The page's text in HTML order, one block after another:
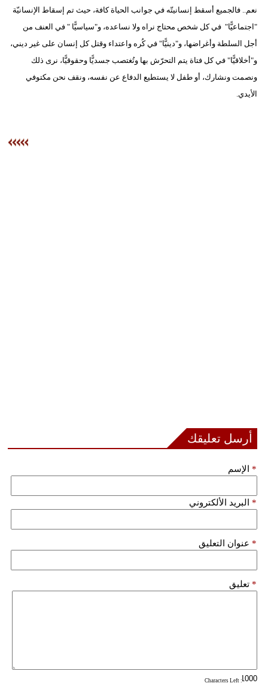
نعم.. فالجميع أسقط إنسانيتّه في جوانب الحياة كافة، حيث تم إسقاط الإنسانيّة
"اجتماعيًّا" في كل شخص محتاج نراه ولا نساعده، و"سياسيًّا " في العنف من
أجل السلطة وأغراضها، و"دينيًّا" في كُره واعتداء وقتل كل إنسان على غير ديني،
و"أخلاقيًّا" في كل فتاة يتم التحرّش بها وتُغتصب جسديًّا وحقوقيًّا، نرى ذلك
ونصمت ونشارك، أو طفل لا يستطيع الدفاع عن نفسه، ونقف نحن مكتوفي
الأيدي.
أرسل تعليقك
الإسم *
البريد الألكتروني *
عنوان التعليق *
تعليق *
: Characters Left